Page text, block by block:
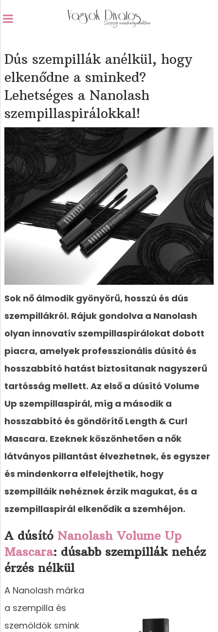
Dús szempillák anélkül, hogy
elkenődne a sminked?
Lehetséges a Nanolash
szempillaspirálokkal!
Sok nő álmodik gyönyörű, hosszú és dús
szempillákról. Rájuk gondolva a Nanolash
olyan innovatív szempillaspirálokat dobott
piacra, amelyek professzionális dúsító és
hosszabbító hatást biztosítanak nagyszerű
tartósság mellett. Az első a dúsító Volume
Up szempillaspirál, míg a második a
hosszabbító és göndörítő Length & Curl
Mascara. Ezeknek köszönhetően a nők
látványos pillantást élvezhetnek, és egyszer
és mindenkorra elfelejthetik, hogy
szempilláik nehéznek érzik magukat, és a
szempillaspirál elkenődik a szemhéjon.
A dúsító Nanolash Volume Up
Mascara: dúsabb szempillák nehéz
érzés nélkül
A Nanolash márka
a szempilla és
szemöldök smink